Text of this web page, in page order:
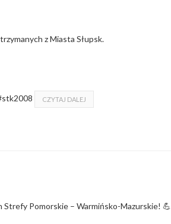
z Miasta Słupsk.
CZYTAJ DALEJ
Pomorskie – Warmińsko-Mazurskie! 💪